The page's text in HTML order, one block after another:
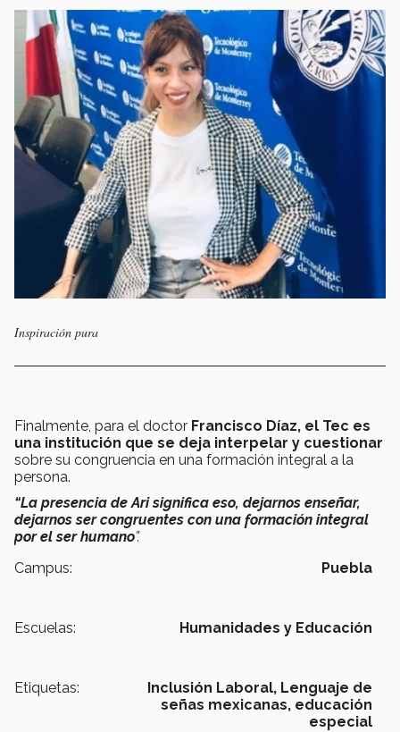
Inspiración pura
Finalmente, para el doctor Francisco Díaz, el Tec es
una institución que se deja interpelar y cuestionar
sobre su congruencia en una formación integral a la
persona.
“La presencia de Ari significa eso, dejarnos enseñar,
dejarnos ser congruentes con una formación integral
por el ser humano”.
Campus:
Puebla
Escuelas: Humanidades y Educación
Etiquetas: Inclusión Laboral, Lenguaje de
señas mexicanas, educación
especial